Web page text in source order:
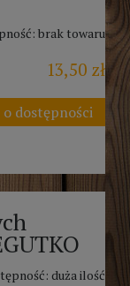
brak towaru
13,50 zł
dostępności
duża ilość